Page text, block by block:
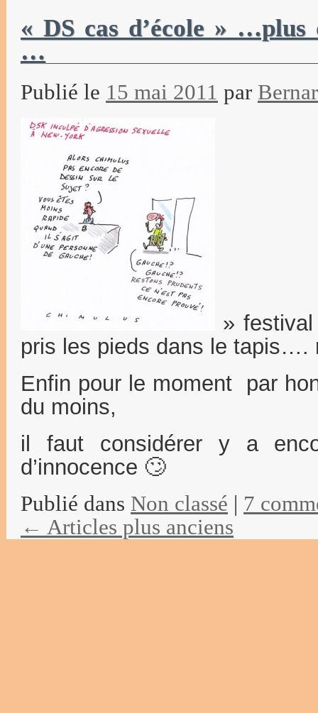
« DS cas d’école » …plus
…
Publié le 15 mai 2011 par
»
pris les pieds dans le tapis….
Enfin pour le moment par
du moins,
il faut considérer y a
d’innocence 🙄
Publié dans Non classé
7
← Articles plus anciens